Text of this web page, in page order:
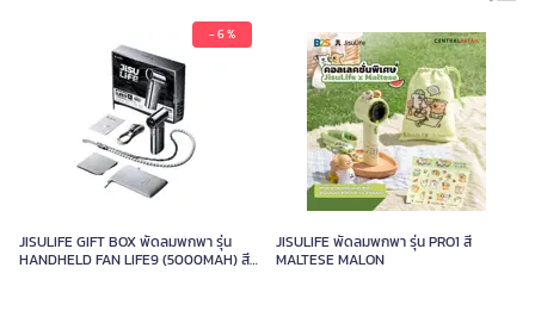
- 6 %
JISULIFE GIFT BOX พัดลมพกพา รุ่น
HANDHELD FAN LIFE9 (5000MAH) สี
JISULIFE พัดลมพกพา รุ่น PRO1 สี
MALTESE MALON